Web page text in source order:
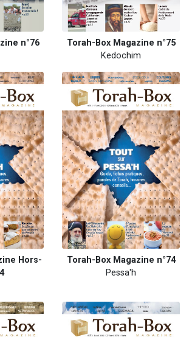
n°76
Torah-Box Magazine n°75
Kedochim
Hors-
Torah-Box Magazine n°74
Pessa'h